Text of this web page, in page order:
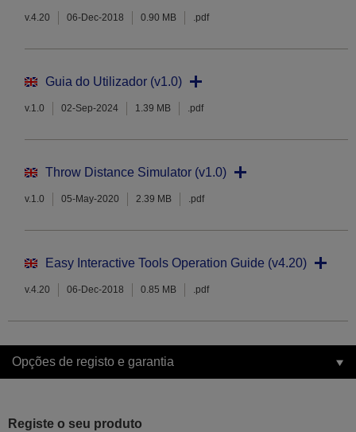
v.4.20 06-Dec-2018 0.90 MB .pdf
Guia do Utilizador (v1.0)
v.1.0 02-Sep-2024 1.39 MB .pdf
Throw Distance Simulator (v1.0)
v.1.0 05-May-2020 2.39 MB .pdf
Easy Interactive Tools Operation Guide (v4.20)
v.4.20 06-Dec-2018 0.85 MB .pdf
Opções de registo e garantia
Registe o seu produto